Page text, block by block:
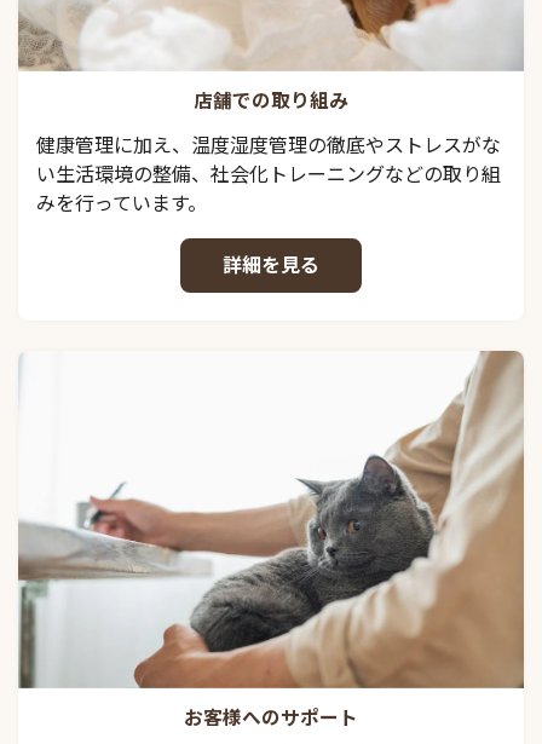
店舗での取り組み
健康管理に加え、温度湿度管理の徹底やストレスがな
い生活環境の整備、社会化トレーニングなどの取り組
みを行っています。
詳細を見る
お客様へのサポート